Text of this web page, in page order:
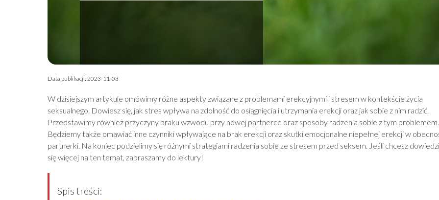
Data publikacji: 2023-11-03
W dzisiejszym artykule omówimy różne aspekty związane z problemami erekcyjnymi i stresem w kontekście życia
seksualnego. Dowiesz się, jak stres wpływa na zdolność do osiągnięcia i utrzymania erekcji oraz jak sobie z nim radzić.
Przedstawimy również przyczyny braku wzwodu przy nowej partnerce oraz sposoby radzenia sobie z tym problemem.
Będziemy także omawiać inne czynniki wpływające na brak erekcji oraz skutki emocjonalne niepełnej erekcji w
partnerki. Na koniec podzielimy się różnymi strategiami radzenia sobie ze stresem przed seksem. Jeśli chcesz
się więcej na ten temat, zapraszamy do lektury!
Spis treści: